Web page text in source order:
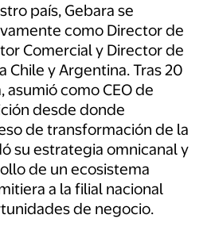
país, Gebara se
como Director de
Comercial y Director de
Chile y Argentina. Tras 20
como CEO de
desde donde
de transformación de la
su estrategia omnicanal y
de un ecosistema
a la filial nacional
de negocio.